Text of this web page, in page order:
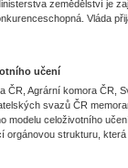
zemědělství je
Vláda
učení
ČR, Agrární komora ČR,
svazů ČR
modelu celoživotního
strukturu, která